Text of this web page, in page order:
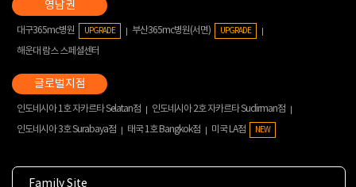
대구365mc병원 UPGRADE 부산365mc병원(서면) UPGRADE
해운대 람스 스페셜센터
인도네시아 1호 자카르타 Selatan점
인도네시아 2호 자카르타 Sudirman점
인도네시아 3호 Surabaya점
태국 1호 Bangkok점 미국 LA점 NEW
Family Site